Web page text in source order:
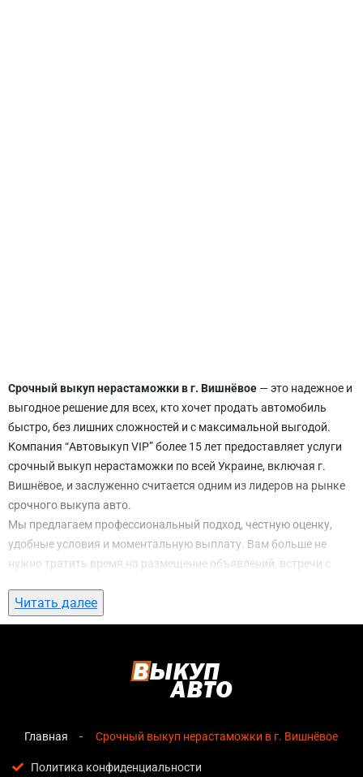
Срочный выкуп нерастаможки в г. Вишнёвое — это надежное и
выгодное решение для всех, кто хочет продать автомобиль
быстро, без лишних сложностей и с максимальной выгодой.
Компания “Автовыкуп VIP” более 15 лет предоставляет услуги
срочный выкуп нерастаможки по всей Украине, включая г.
Вишнёвое, и заслуженно считается одним из лидеров на рынке
срочного выкупа авто.
Мы предлагаем профессиональный подход, честную оценку,
удобные условия и моментальную выплату. Вам больше не
нужно тратить время на размещение объявлений, встречи с
ожидание. С нами вы можете
г. Вишнёвоевсего за 1 день.
срочный выкуп нерастаможки в г.
Мгновенная оценка— предварительная стоимость
озвучивается сразу после обращения, без скрытых
Читать далее
Главная Срочный выкуп нерастаможки в г. Вишнёвое
Политика конфиденциальности